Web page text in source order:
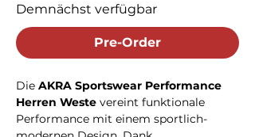
Demnächst verfügbar
Pre-Order
Die AKRA Sportswear Performance
Herren Weste vereint funktionale
Performance mit einem sportlich-